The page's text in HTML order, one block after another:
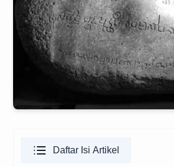
Daftar Isi Artikel